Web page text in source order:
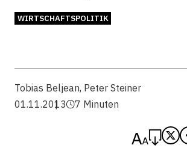
WIRTSCHAFTSPOLITIK
Tobias Beljean, Peter Steiner
01.11.2013
7 Minuten